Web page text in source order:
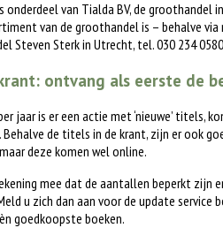
onderdeel van Tialda BV, de groothandel
van de groothandel is – behalve
Steven Sterk in Utrecht, tel. 030 234
ontvang als eerste de
jaar is er een actie met ‘nieuwe’ titels,
Behalve de titels in de krant, zijn er ook
deze komen wel online.
mee dat de aantallen beperkt zijn
u zich dan aan voor de update
goedkoopste boeken.